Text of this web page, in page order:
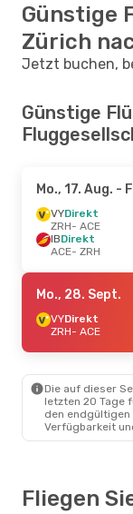
Günstige
Zürich
Jetzt buchen,
Günstige
Mo., 17. Aug. -
VYDirekt
ZRH- ACE
IBDirekt
ACE- ZRH
Mo., 28. Sept.
VYDirekt
ZRH- ACE
Die auf dieser
letzten 20 Tage
den endgültigen
Verfügbarkeit
Fliegen